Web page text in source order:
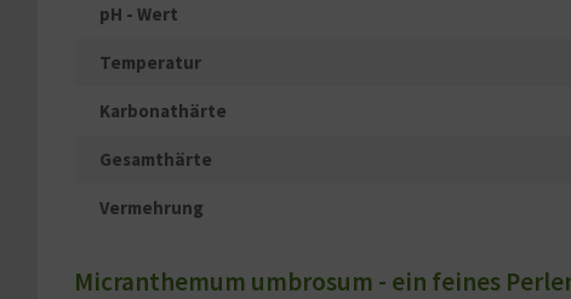
pH - Wert
Temperatur
Karbonathärte
Gesamthärte
Vermehrung
Micranthemum umbrosum - ein feines